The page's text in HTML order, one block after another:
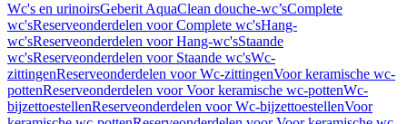
Wc's en urinoirsGeberit AquaClean douche-wc’sComplete
wc'sReserveonderdelen voor Complete wc'sHang-
wc'sReserveonderdelen voor Hang-wc'sStaande
wc'sReserveonderdelen voor Staande wc'sWc-
zittingenReserveonderdelen voor Wc-zittingenVoor keramische wc-
pottenReserveonderdelen voor Voor keramische wc-pottenWc-
bijzettoestellenReserveonderdelen voor Wc-bijzettoestellenVoor